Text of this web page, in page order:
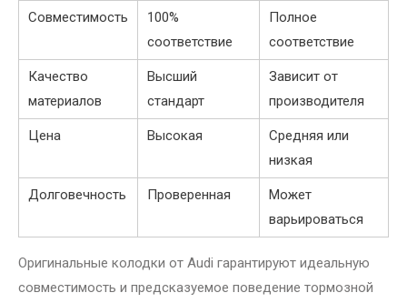
Совместимость
100%
соответствие
Полное
соответствие
Качество
материалов
Высший
стандарт
Зависит от
производителя
Цена Высокая
Средняя или
низкая
Долговечность Проверенная
Может
варьироваться
Оригинальные колодки от Audi гарантируют идеальную
совместимость и предсказуемое поведение тормозной